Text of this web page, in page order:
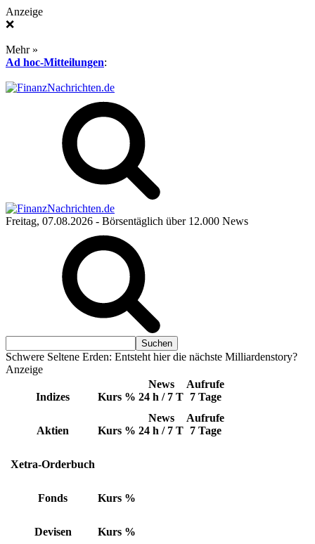
Anzeige
❌
Mehr »
Ad hoc-Mitteilungen:
Freitag, 07.08.2026 - Börsentäglich über 12.000 News
Schwere Seltene Erden: Entsteht hier die nächste Milliardenstory?
Anzeige
Indizes Kurs %
News
24 h / 7 T
Aufrufe
7 Tage
Aktien Kurs %
News
24 h / 7 T
Aufrufe
7 Tage
Xetra-Orderbuch
Fonds Kurs %
Devisen Kurs %